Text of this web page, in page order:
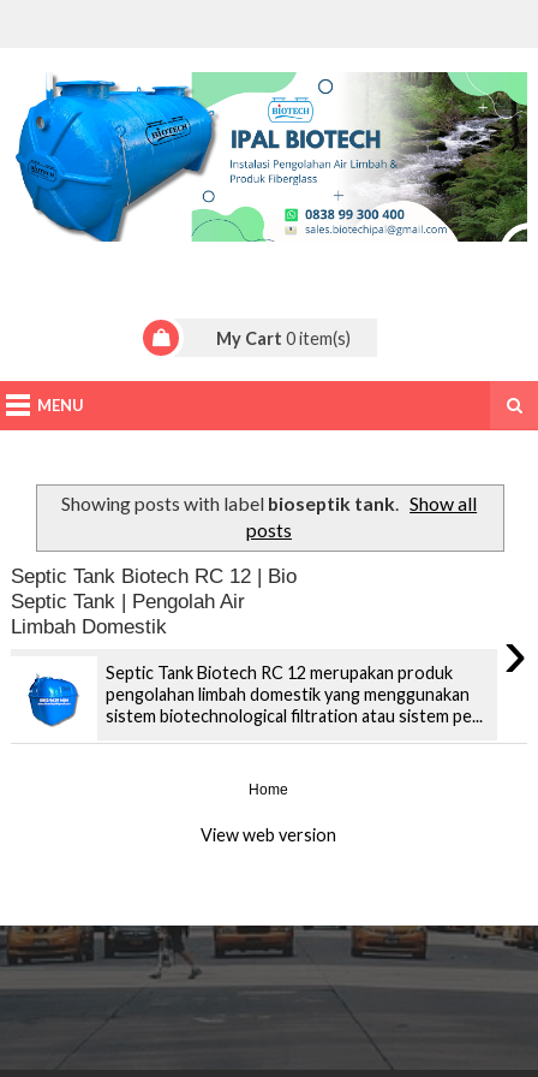
My Cart 0item(s)
MENU
Showing posts with label bioseptik tank. Show all
posts
Septic Tank Biotech RC 12 | Bio
Septic Tank | Pengolah Air
Limbah Domestik
›
Septic Tank Biotech RC 12 merupakan produk
pengolahan limbah domestik yang menggunakan
sistem biotechnological filtration atau sistem pe...
Home
View web version